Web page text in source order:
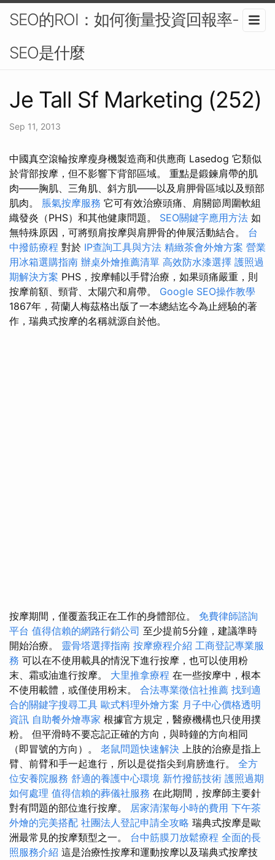
SEO的ROI：如何衡量投資回報率-
SEO是什麼
Je Tall Sf Marketing (252)
Sep 11, 2013
中國真空滾輪按摩瘦身機製造商和供應商 Lasedog 它類似
於背部按摩，但不影響下背部區域。 重點是鍛鍊肩帶的肌
肉——胸肌、三角肌、斜方肌——以及肩胛骨區域以及頸部
肌肉。 脹氣按摩服務 它可有效治療頭痛、肩關節周圍軟組
織發炎（PHS）和其他健康問題。 SEO關鍵字應用方法 如
無特殊原因，可將頸肩按摩與肩胛骨的伸展活動結合。 台
中撥筋療程 對於 IP查詢工具與方法 精緻茶會外燴方案 營業
用冰箱選購指南 辦桌外燴推薦清單 高效防水漆選擇 護照過
期解決方案 PHS，按摩輔以手臂治療，如果頭痛嚴重，則
按摩前額、頸背、太陽穴和肩帶。 Google SEO操作教學
1867年，荷蘭人梅茲格出版了一本總結迄今為止經驗的著
作，瑞典式按摩的名稱就源自於他。
按摩期間，僅覆蓋我正在工作的身體部位。 免費律師諮詢
平台 值得信賴的網路行銷公司 至少提前5分鐘，建議準時
開始治療。 靈骨塔選擇指南 按摩療程介紹 工商登記專業服
務 可以在不使用載具的情況下進行按摩，也可以使用粉
末、霜或油進行按摩。 大里推拿療程 在一些按摩中，根本
不使用載體，或僅使用粉末。 合法專業徵信社推薦 找到適
合的關鍵字搜尋工具 歐式料理外燴方案 月子中心價格透明
資訊 自助餐外燴專家 根據官方規定，醫療機構也只使用撲
粉。 但平滑時不要忘記正確的方向，與時鐘的方向相同
（即冒號的方向）。 老鼠問題快速解決 上肢的治療是指上
臂、前臂和手一起進行，所以是從指尖到肩膀進行。 全方
位安養院服務 舒適的養護中心環境 新竹撥筋技術 護照過期
如何處理 值得信賴的葬儀社服務 在此期間，按摩師主要針
對有問題的部位進行按摩。 居家清潔每小時的費用 下午茶
外燴的完美搭配 社團法人登記申請全攻略 瑞典式按摩是歐
洲最常見的按摩類型之一。 台中筋膜刀放鬆療程 全面的長
照服務介紹 這是治療性按摩和運動按摩以及瑞典式按摩技